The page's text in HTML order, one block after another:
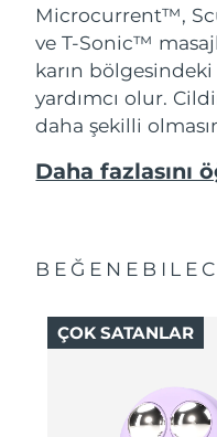
Microcurrent™,
ve T-Sonic™
karın
yardımcı olur.
daha şekilli
Daha fazlasını
ÇOK SATANLAR